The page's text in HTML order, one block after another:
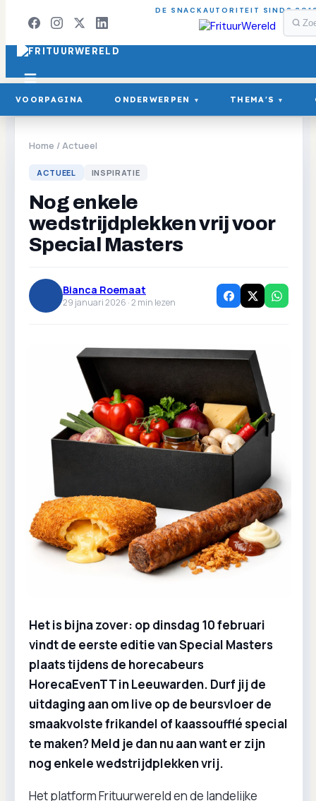
DE SNACKAUTORITEIT SINDS
VOORPAGINA ONDERWERPEN ▾ THEMA'S ▾
Home /Actueel
ACTUEEL INSPIRATIE
Nog enkele
wedstrijdplekken vrij voor
Special Masters
Bianca Roemaat
29 januari 2026 ·2 min lezen
Het is bijna zover: op dinsdag 10 februari
vindt de eerste editie van Special Masters
plaats tijdens de horecabeurs
HorecaEvenTT in Leeuwarden. Durf jij de
uitdaging aan om live op de beursvloer de
smaakvolste frikandel of kaassoufflé special
te maken? Meld je dan nu aan want er zijn
nog enkele wedstrijdplekken vrij.
Het platform Frituurwereld en de landelijke